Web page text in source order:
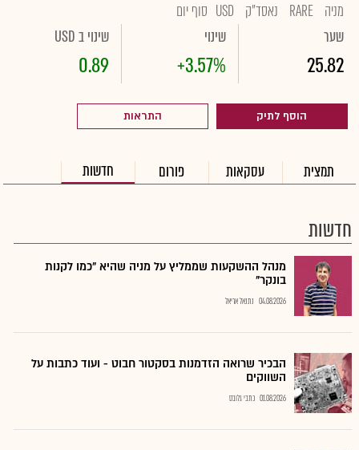
מניה RARE נאסד"ק USD סוף יום
שער
25.82
שינוי
+3.57%
שינוי ב USD
0.89
הוסף לתיק התראות
תמצית עסקאות פורום חדשות
חדשות
מנהל ההשקעות שממליץ על מניה שהיא "כמו לקנות
בונקר"
04.08.2026 נתנאל אריאל
הבכיר שרואה הזדמנות בסקטור חבוט - ועוד כתבות על
השווקים
01.08.2026 כתבי גלובס